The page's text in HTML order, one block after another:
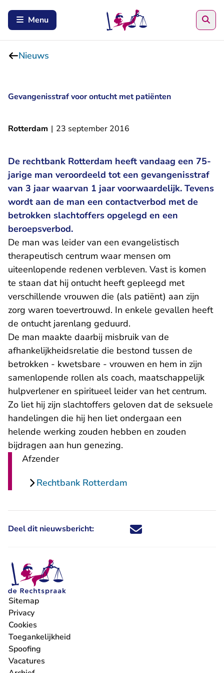
Menu
Nieuws
Gevangenisstraf voor ontucht met patiënten
Rotterdam | 23 september 2016
De rechtbank Rotterdam heeft vandaag een 75-
jarige man veroordeeld tot een gevangenisstraf
van 3 jaar waarvan 1 jaar voorwaardelijk. Tevens
wordt aan de man een contactverbod met de
betrokken slachtoffers opgelegd en een
beroepsverbod.
De man was leider van een evangelistisch
therapeutisch centrum waar mensen om
uiteenlopende redenen verbleven. Vast is komen
te staan dat hij ontucht heeft gepleegd met
verschillende vrouwen die (als patiënt) aan zijn
zorg waren toevertrouwd. In enkele gevallen heeft
de ontucht jarenlang geduurd.
De man maakte daarbij misbruik van de
afhankelijkheidsrelatie die bestond tussen de
betrokken - kwetsbare - vrouwen en hem in zijn
samenlopende rollen als coach, maatschappelijk
hulpverlener en spiritueel leider van het centrum.
Zo liet hij zijn slachtoffers geloven dat de seksuele
handelingen die hij hen liet ondergaan een
helende werking zouden hebben en zouden
bijdragen aan hun genezing.
Afzender
Rechtbank Rotterdam
Deel dit nieuwsbericht: Deel dit nieuwsbericht via X -
Deel dit nieuwsbericht via
Deel dit nieuwsbericht
Deel dit
Sitemap
Privacy
Cookies
Toegankelijkheid
Spoofing
Vacatures
- U verlaat Rechtspraak.nl